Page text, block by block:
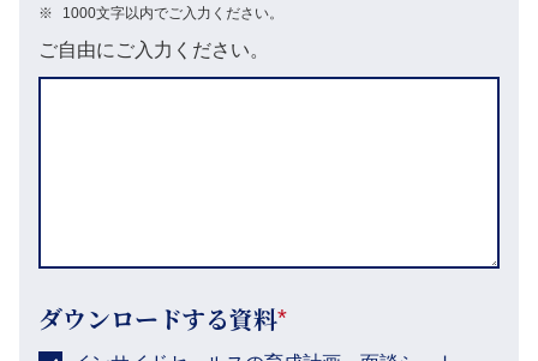
※ 1000文字以内でご入力ください。
ご自由にご入力ください。
ダウンロードする資料*